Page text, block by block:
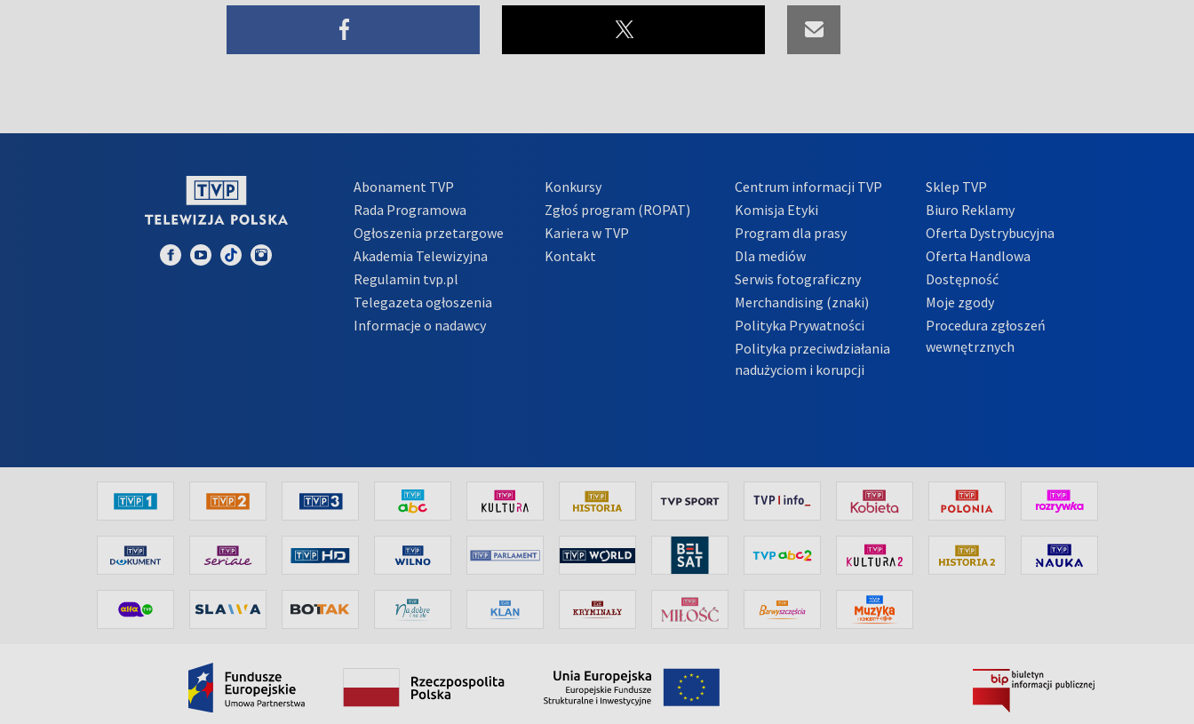
Abonament TVP
Rada Programowa
Ogłoszenia przetargowe
Akademia Telewizyjna
Regulamin tvp.pl
Telegazeta ogłoszenia
Informacje o nadawcy
Konkursy
Zgłoś program (ROPAT)
Kariera w TVP
Kontakt
Centrum informacji TVP
Komisja Etyki
Program dla prasy
Dla mediów
Serwis fotograficzny
Merchandising (znaki)
Polityka Prywatności
Polityka przeciwdziałania
nadużyciom i korupcji
Sklep TVP
Biuro Reklamy
Oferta Dystrybucyjna
Oferta Handlowa
Dostępność
Moje zgody
Procedura zgłoszeń
wewnętrznych